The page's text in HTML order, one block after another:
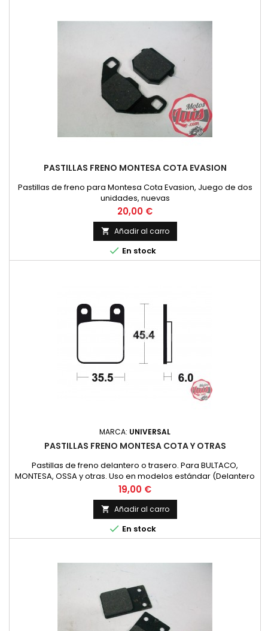
PASTILLAS FRENO MONTESA COTA EVASION
Pastillas de freno para Montesa Cota Evasion, Juego de dos
unidades, nuevas
Precio
20,00 €
 Añadir al carro
 En stock
MARCA: UNIVERSAL
PASTILLAS FRENO MONTESA COTA Y OTRAS
Pastillas de freno delantero o trasero. Para BULTACO,
MONTESA, OSSA y otras. Uso en modelos estándar (Delantero
/ Posterior)
Precio
19,00 €
 Añadir al carro
 En stock